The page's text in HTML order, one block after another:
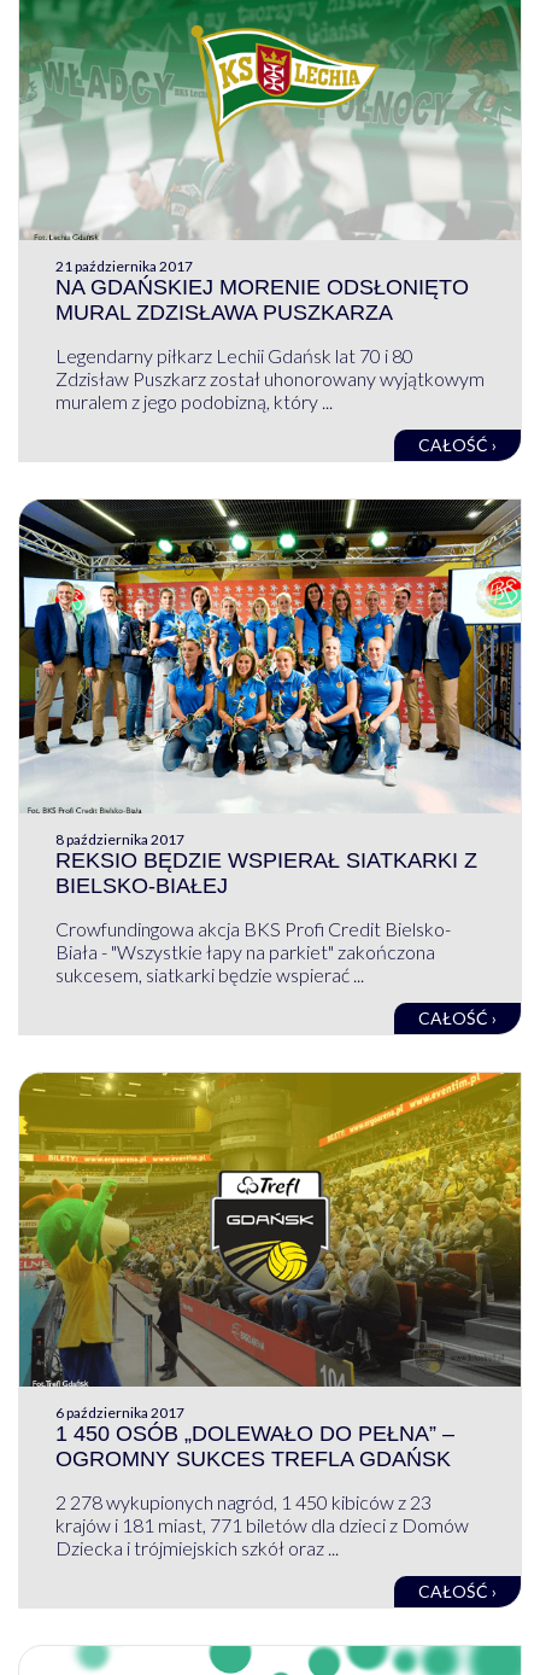
21 października 2017
NA GDAŃSKIEJ MORENIE ODSŁONIĘTO
MURAL ZDZISŁAWA PUSZKARZA
Legendarny piłkarz Lechii Gdańsk lat 70 i 80
Zdzisław Puszkarz został uhonorowany wyjątkowym
muralem z jego podobizną, który ...
CAŁOŚĆ ›
8 października 2017
REKSIO BĘDZIE WSPIERAŁ SIATKARKI Z
BIELSKO-BIAŁEJ
Crowfundingowa akcja BKS Profi Credit Bielsko-
Biała - "Wszystkie łapy na parkiet" zakończona
sukcesem, siatkarki będzie wspierać ...
CAŁOŚĆ ›
6 października 2017
1 450 OSÓB „DOLEWAŁO DO PEŁNA” –
OGROMNY SUKCES TREFLA GDAŃSK
2 278 wykupionych nagród, 1 450 kibiców z 23
krajów i 181 miast, 771 biletów dla dzieci z Domów
Dziecka i trójmiejskich szkół oraz ...
CAŁOŚĆ ›